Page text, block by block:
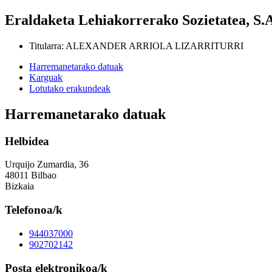
Eraldaketa Lehiakorrerako Sozietatea,
Titularra: ALEXANDER ARRIOLA LIZARRITURRI
Harremanetarako datuak
Karguak
Lotutako erakundeak
Harremanetarako datuak
Helbidea
Urquijo Zumardia, 36
48011 Bilbao
Bizkaia
Telefonoa/k
944037000
902702142
Posta elektronikoa/k